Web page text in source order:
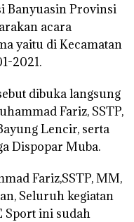
Banyuasin Provinsi
acara
yaitu di Kecamatan
2021.
dibuka langsung
Fariz, SSTP,
Lencir, serta
Dispopar Muba.
Fariz,SSTP, MM,
Seluruh kegiatan
Sport ini sudah